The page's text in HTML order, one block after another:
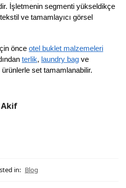
İşletmenin segmenti yükseldikçe
ve tamamlayıcı görsel
önce otel buklet malzemeleri
terlik, laundry bag ve
ürünlerle set tamamlanabilir.
in: Blog